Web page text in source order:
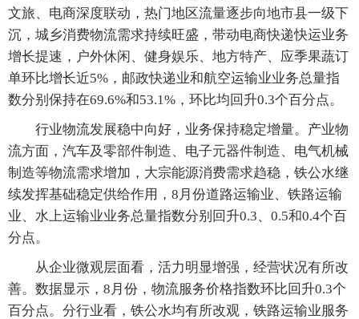
文旅、电商深度联动，热门地区流量逐步向地市县一级下
沉，城乡消费物流需求持续旺盛，带动电商快递快运业务
增长提速，户外休闲、健身娱乐、地方特产、应季果蔬订
单环比增长近5%，邮政快递业和航空运输业业务总量指
数分别保持在69.6%和53.1%，环比均回升0.3个百分点。
行业物流发展稳中向好，业务保持稳定增量。产业物
流方面，汽车及零部件制造、电子元器件制造、电气机械
制造等物流需求增加，大宗能源消费需求趋稳，铁公水继
续发挥基础稳定供给作用，8月份道路运输业、铁路运输
业、水上运输业业务总量指数分别回升0.3、0.5和0.4个百
分点。
从企业微观层面看，活力明显增强，经营状况有所改
善。数据显示，8月份，物流服务价格指数环比回升0.3个
百分点。分行业看，铁公水均有所改观，铁路运输业服务